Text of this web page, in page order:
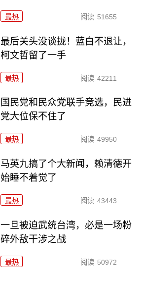
最热 阅读 51655
最后关头没谈拢！蓝白不退让，
柯文哲留了一手
最热 阅读 42211
国民党和民众党联手竞选，民进
党大位保不住了
最热 阅读 49950
马英九搞了个大新闻，赖清德开
始睡不着觉了
最热 阅读 43443
一旦被迫武统台湾，必是一场粉
碎外敌干涉之战
最热 阅读 50972